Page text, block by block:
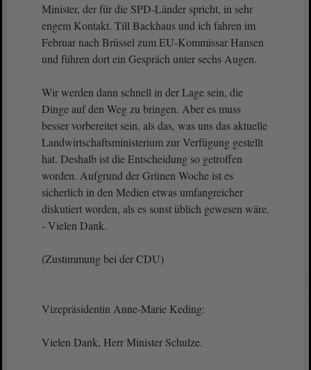
Minister, der für die SPD-Länder spricht, in sehr
engem Kontakt. Till Backhaus und ich fahren im
Februar nach Brüssel zum EU-Kommissar Hansen
und führen dort ein Gespräch unter sechs Augen.
Wir werden dann schnell in der Lage sein, die
Dinge auf den Weg zu bringen. Aber es muss
besser vorbereitet sein, als das, was uns das aktuelle
Landwirtschaftsministerium zur Verfügung gestellt
hat. Deshalb ist die Entscheidung so getroffen
worden. Aufgrund der Grünen Woche ist es
sicherlich in den Medien etwas umfangreicher
diskutiert worden, als es sonst üblich gewesen wäre.
- Vielen Dank.
(Zustimmung bei der CDU)
Vizepräsidentin Anne-Marie Keding:
Vielen Dank, Herr Minister Schulze.